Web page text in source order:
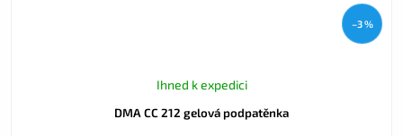
–3 %
DMA CC 212 gelová podpatěnka
Ihned k expedici